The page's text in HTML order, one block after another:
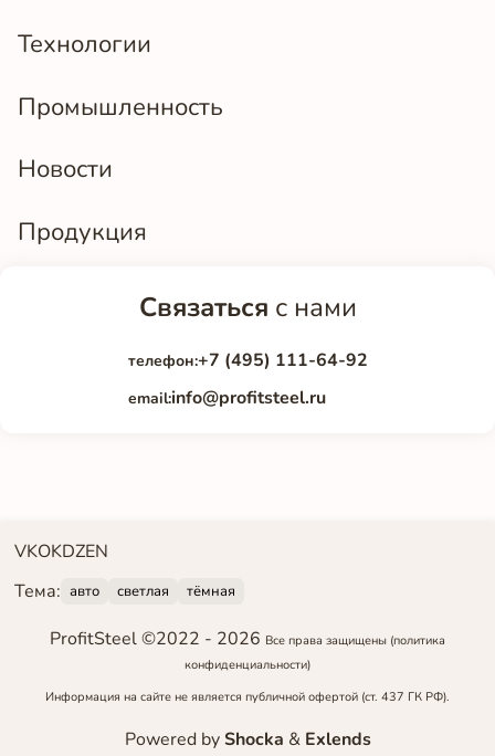
Технологии
Промышленность
Новости
Продукция
Связаться с нами
телефон:+7 (495) 111-64-92
email:info@profitsteel.ru
VKOKDZEN
Тема: авто светлая тёмная
ProfitSteel ©2022 - 2026 Все права защищены (политика
конфиденциальности)
Информация на сайте не является публичной офертой (ст. 437 ГК РФ).
Powered by Shocka & Exlends